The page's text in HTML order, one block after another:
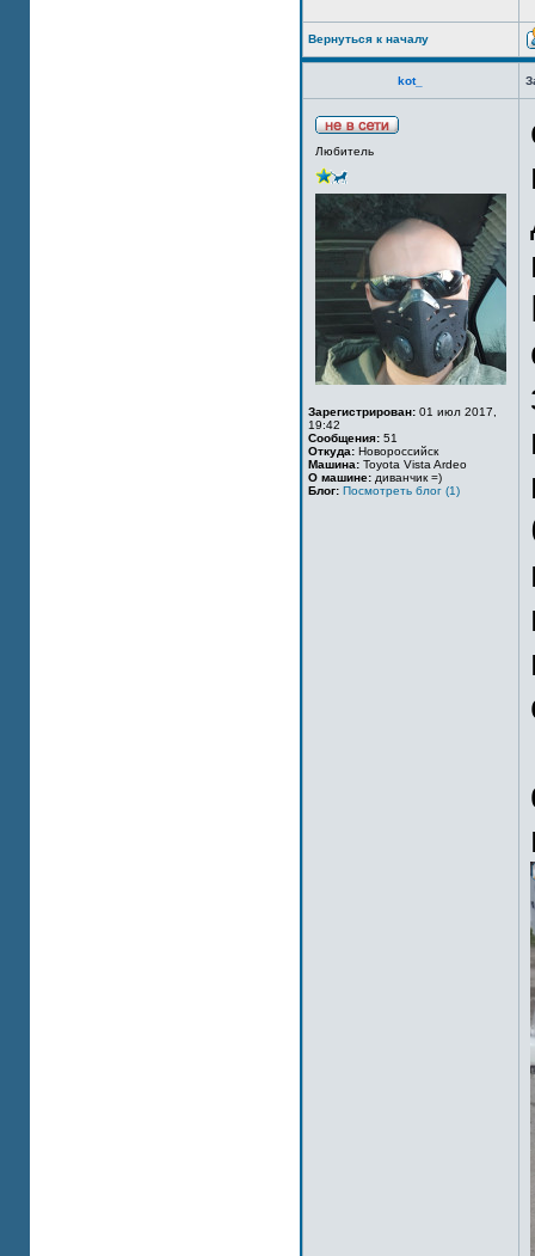
Вернуться к началу
kot_
Любитель
Зарегистрирован: 01 июл 2017,
19:42
Сообщения: 51
Откуда: Новороссийск
Машина: Toyota Vista Ardeo
О машине: диванчик =)
Блог: Посмотреть блог (1)